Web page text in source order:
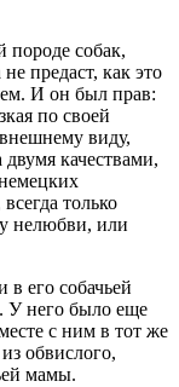
породе собак,
предаст, как это
И он был прав:
по своей
виду,
двумя качествами,
только
нелюбви, или
его собачьей
У него было еще
с ним в тот же
обвислого,
мамы.